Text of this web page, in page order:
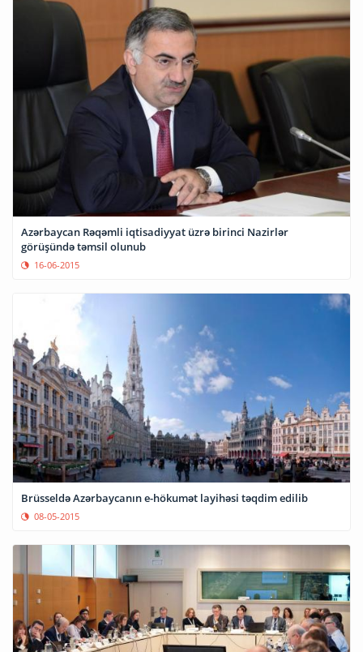
Azərbaycan Rəqəmli iqtisadiyyat üzrə birinci Nazirlər
görüşündə təmsil olunub
16-06-2015
Brüsseldə Azərbaycanın e-hökumət layihəsi təqdim edilib
08-05-2015